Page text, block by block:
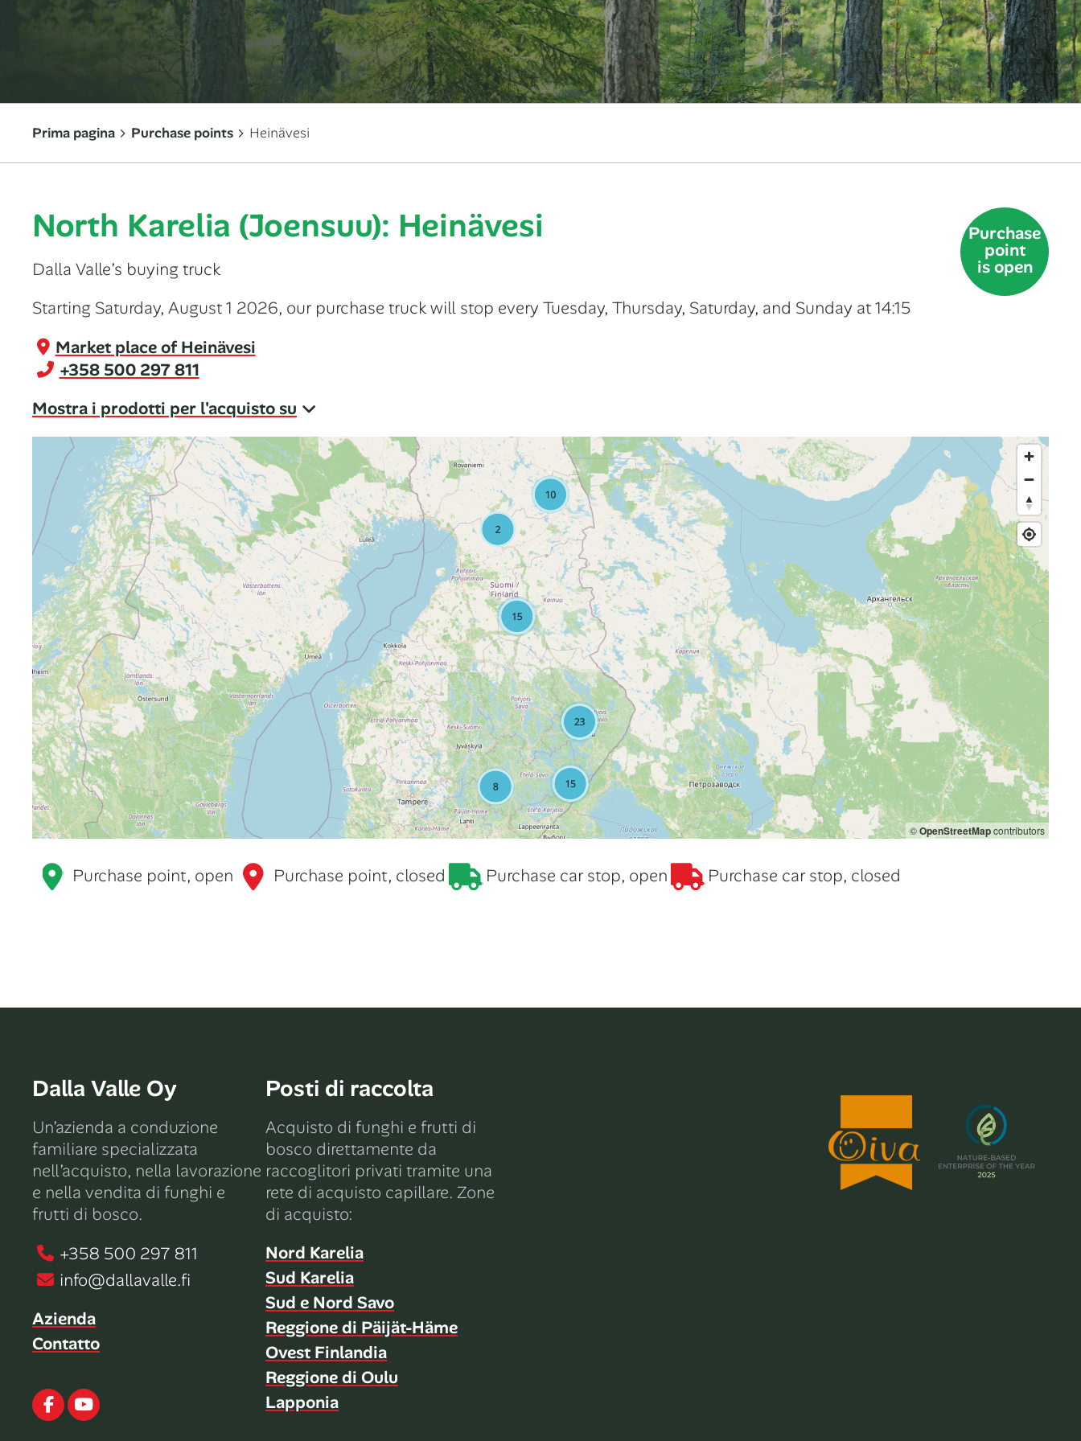
Prima pagina Purchase points Heinävesi
Purchase
point
is open
North Karelia (Joensuu): Heinävesi
Dalla Valle’s buying truck
Starting Saturday, August 1 2026, our purchase truck will stop every Tuesday, Thursday, Saturday, and Sunday at 14:15
Market place of Heinävesi
+358 500 297 811
Mostra i prodotti per l'acquisto su
©OpenStreetMapcontributors
Purchase point, open Purchase point, closed Purchase car stop, open Purchase car stop, closed
Dalla Valle Oy
Un’azienda a conduzione
familiare specializzata
nell’acquisto, nella lavorazione
e nella vendita di funghi e
frutti di bosco.
+358 500 297 811
info@dallavalle.fi
Azienda
Contatto
Facebook
Youtube
Posti di raccolta
Acquisto di funghi e frutti di
bosco direttamente da
raccoglitori privati ​​tramite una
rete di acquisto capillare. Zone
di acquisto:
Nord Karelia
Sud Karelia
Sud e Nord Savo
Reggione di Päijät-Häme
Ovest Finlandia
Reggione di Oulu
Lapponia